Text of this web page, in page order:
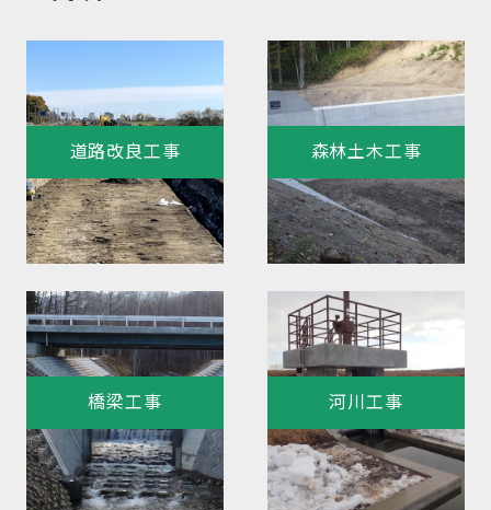
道路改良工事 森林土木工事
橋梁工事 河川工事